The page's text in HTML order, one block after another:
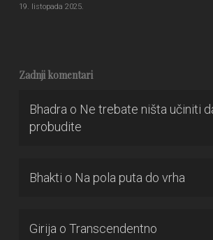
19. listopada 2025.
Zadnji komentari
Bhadra o Ne trebate ništa učiniti
probudite
Bhakti o Na pola puta do vrha
Girija o Transcendentno